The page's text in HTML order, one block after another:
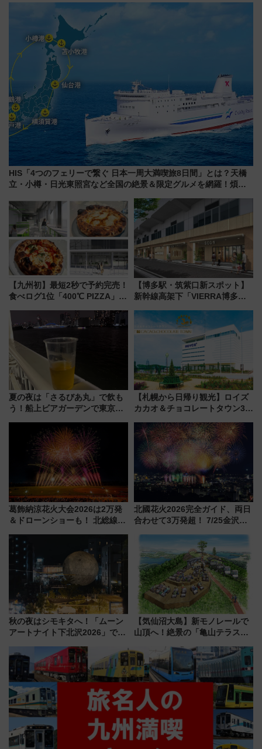
ホテル情報まとめ
HIS「4つのフェリーで繋ぐ 日本一周大満喫旅8日間」とは？天橋
立・小樽・日光東照宮など全国の絶景＆限定グルメを網羅！煩雑
【九州初】最短2秒で予約完売！
食べログ1位「400℃ PIZZA」が
プン。もつ鍋風など限定メニュ
ーも
【博多駅・筑紫口新スポット】
新幹線高架下「VIERRA博多テ
など注目の全6店舗 「博多活憩
通り」も一新
夏の夜は「さるびあ丸」で飲も
う！船上ビアガーデンで東京湾
杯……工場直送生ビールや島グ
ルメが美味い
【札幌から日帰り観光】ロイズ
カカオ＆チョコレートタウン3周
詰め放題を開催、ロイズタウン
駅からのアクセスも
葛飾納涼花火大会2026は2万発
＆ドローンショーも！ 北総線を
車、観覧スポット情報と周辺観
光まとめ（7/28開催）
北國花火2026完全ガイド、両日
合わせて3万発超！ 7/25金沢大
会の日程・アクセス・観覧席ま
とめ（石川県）
秋の夜はシモキタへ！「ムーン
アートナイト下北沢2026」でイ
を満喫しよう
【気仙沼大島】新モノレールで
山頂へ！絶景の「亀山テラス
暇村のお得な日帰りプランも登
場